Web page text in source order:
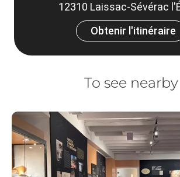
12310 Laissac-Sévérac
Obtenir l'itinéraire
To see nearby